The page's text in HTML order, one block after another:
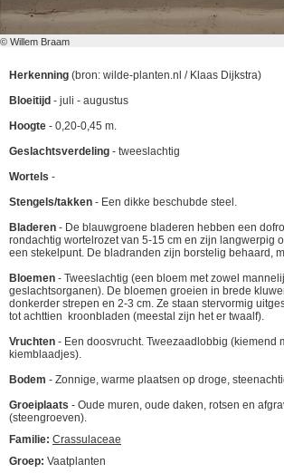
© Willem Braam
Herkenning (bron: wilde-planten.nl / Klaas Dijkstra)
Bloeitijd - juli - augustus
Hoogte - 0,20-0,45 m.
Geslachtsverdeling - tweeslachtig
Wortels -
Stengels/takken - Een dikke beschubde steel.
Bladeren - De blauwgroene bladeren hebben een
rondachtig wortelrozet van 5-15 cm en zijn langwerpig
een stekelpunt. De bladranden zijn borstelig behaard,
Bloemen - Tweeslachtig (een bloem met zowel
geslachtsorganen). De bloemen groeien in brede
donkerder strepen en 2-3 cm. Ze staan stervormig
tot achttien kroonbladen (meestal zijn het er twaalf).
Vruchten - Een doosvrucht. Tweezaadlobbig (kiemend
kiemblaadjes).
Bodem - Zonnige, warme plaatsen op droge,
Groeiplaats - Oude muren, oude daken, rotsen en
(steengroeven).
Familie: Crassulaceae
Groep: Vaatplanten